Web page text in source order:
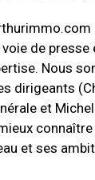
de
Nous
dirigeants
et Michel
et ses